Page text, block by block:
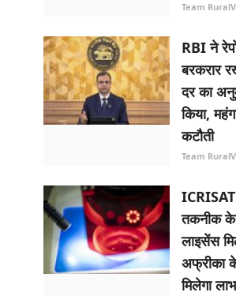
Team
RBI ने
बरकरार
दर का
किया,
कटौती
Team
ICRISAT
तकनीक के
लाइसेंस
अफ्रीका
मिलेगा लाभ